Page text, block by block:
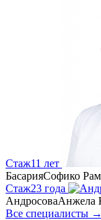
Стаж11 лет
БасарияСофико
Стаж23 года
АндросоваАнжела
Все специалисты →